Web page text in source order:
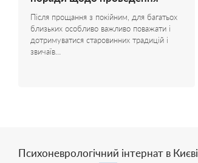
Після прощання з покійним, для багатьох
близьких особливо важливо поважати і
дотримуватися старовинних традицій і
звичаїв…
Психоневрологічний інтернат в Києві